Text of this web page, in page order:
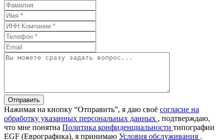
Отправить
Нажимая на кнопку “Отправить”, я даю своё согласие на
обработку указанных персональных данных , подтверждаю,
что мне понятна Политика конфиденциальности типографии
EGF (Еврографика), я принимаю Условия обслуживания .